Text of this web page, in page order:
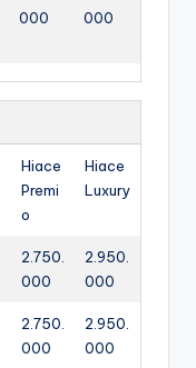
000
000
Hiace
Premi
o
Hiace
Luxury
2.750.
000
2.950.
000
2.750.
000
2.950.
000